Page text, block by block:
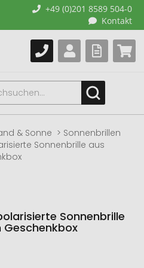
+49 (0)201 8589 504-0
Kontakt
& Sonne
Sonnenbrillen
Sonnenbrille aus
Sonnenbrille
Geschenkbox